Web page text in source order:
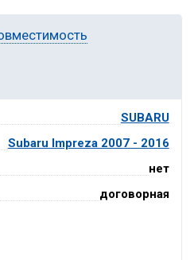
SUBARU
Subaru Impreza 2007 - 2016
нет
договорная